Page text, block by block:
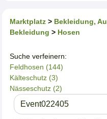
Marktplatz > Bekleidung,
Bekleidung > Hosen
Suche verfeinern:
Feldhosen (144)
Kälteschutz (3)
Nässeschutz (2)